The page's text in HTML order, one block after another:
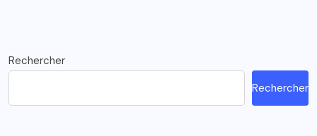
Rechercher
Rechercher